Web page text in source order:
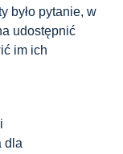
było pytanie, w
udostępnić
im ich
dla